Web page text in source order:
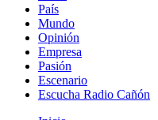
País
Mundo
Opinión
Empresa
Pasión
Escenario
Escucha Radio Cañón